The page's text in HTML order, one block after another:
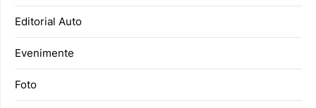
Editorial Auto
Evenimente
Foto